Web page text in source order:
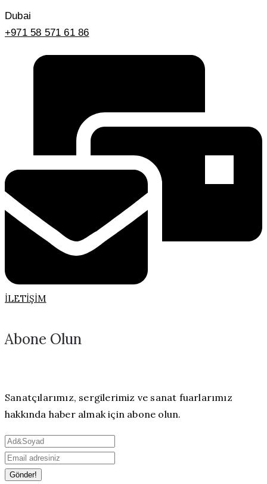
Dubai
+971 58 571 61 86
İLETIŞIM
Abone Olun
Sanatçılarımız, sergilerimiz ve sanat fuarlarımız
hakkında haber almak için abone olun.